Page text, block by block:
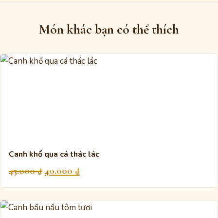
Món khác bạn có thể thích
Canh khổ qua cá thác lác
45.000₫ Giá
gốc
là:
40.000 ₫
hiện
tại